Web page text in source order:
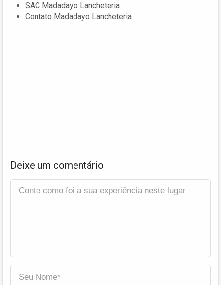
SAC Madadayo Lancheteria
Contato Madadayo Lancheteria
Deixe um comentário